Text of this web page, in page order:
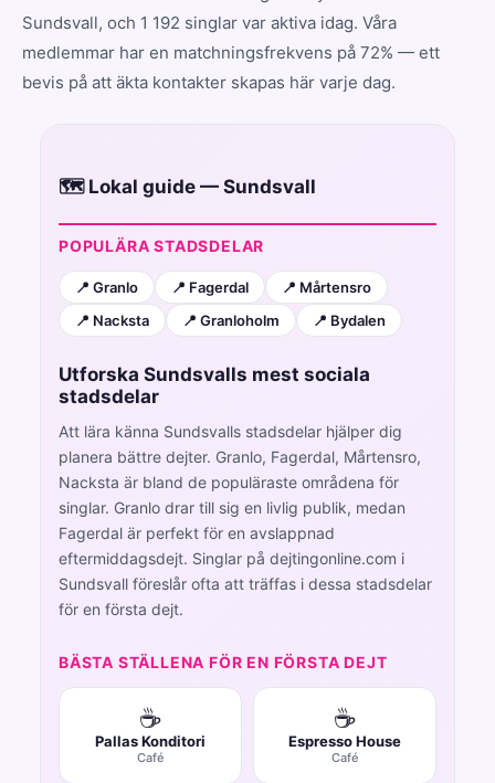
Sundsvall, och 1 192 singlar var aktiva idag. Våra
medlemmar har en matchningsfrekvens på 72% — ett
bevis på att äkta kontakter skapas här varje dag.
🗺️ Lokal guide — Sundsvall
POPULÄRA STADSDELAR
📍 Granlo 📍 Fagerdal
📍 Mårtensro
📍 Nacksta
📍 Granloholm 📍 Bydalen
Utforska Sundsvalls mest sociala
stadsdelar
Att lära känna Sundsvalls stadsdelar hjälper dig
planera bättre dejter. Granlo, Fagerdal, Mårtensro,
Nacksta är bland de populäraste områdena för
singlar. Granlo drar till sig en livlig publik, medan
Fagerdal är perfekt för en avslappnad
eftermiddagsdejt. Singlar på dejtingonline.com i
Sundsvall föreslår ofta att träffas i dessa stadsdelar
för en första dejt.
BÄSTA STÄLLENA FÖR EN FÖRSTA DEJT
☕
Pallas Konditori
Café
☕
Espresso House
Café